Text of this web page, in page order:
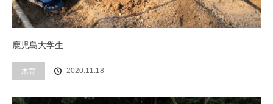
鹿児島大学生
木育 2020.11.18